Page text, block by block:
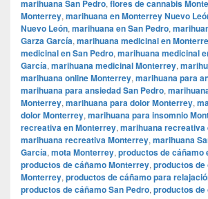
marihuana San Pedro, flores de cannabis
Monterrey, marihuana en Monterrey Nuevo
Nuevo León, marihuana en San Pedro,
Garza García, marihuana medicinal en
medicinal en San Pedro, marihuana medicinal
García, marihuana medicinal Monterrey,
marihuana online Monterrey, marihuana para
marihuana para ansiedad San Pedro,
Monterrey, marihuana para dolor Monterrey,
dolor Monterrey, marihuana para insomnio
recreativa en Monterrey, marihuana recreativa
marihuana recreativa Monterrey, marihuana
García, mota Monterrey, productos de cáñamo
productos de cáñamo Monterrey, productos
Monterrey, productos de cáñamo para
productos de cáñamo San Pedro, productos de